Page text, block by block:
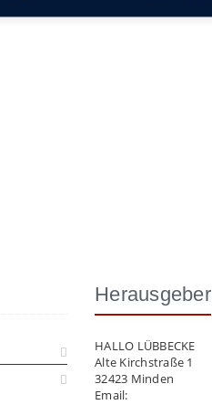
Herausgeber
HALLO LÜBBECKE
Alte Kirchstraße 1
32423 Minden
Email: